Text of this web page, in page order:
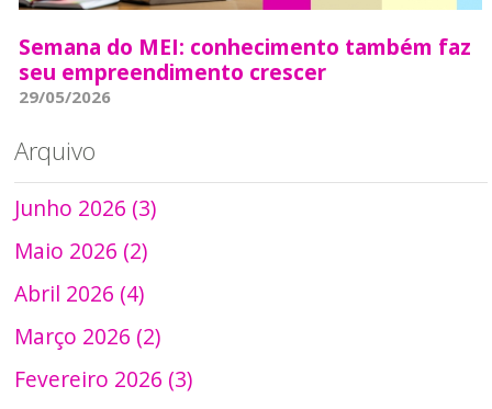
Semana do MEI: conhecimento também faz
seu empreendimento crescer
29/05/2026
Arquivo
Junho 2026 (3)
Maio 2026 (2)
Abril 2026 (4)
Março 2026 (2)
Fevereiro 2026 (3)